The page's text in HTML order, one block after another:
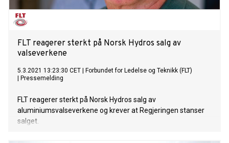
FLT reagerer sterkt på Norsk Hydros salg av
valseverkene
5.3.2021 13:23:30 CET
Forbundet for Ledelse og Teknikk (FLT)
Pressemelding
FLT reagerer sterkt på Norsk Hydros salg av
aluminiumsvalseverkene og krever at Regjeringen stanser
salget.